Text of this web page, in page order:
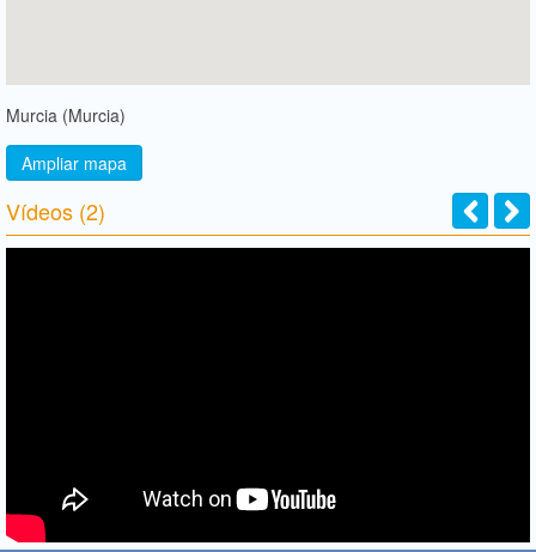
Murcia (Murcia)
Ampliar mapa
Vídeos (2)